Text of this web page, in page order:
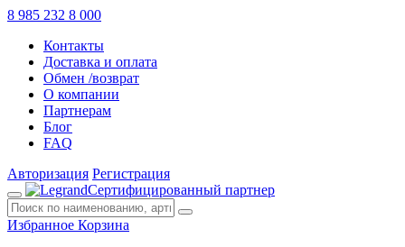
8 985 232 8 000
Контакты
Доставка и оплата
Обмен /возврат
О компании
Партнерам
Блог
FAQ
Авторизация Регистрация
Сертифицированный партнер
Избранное Корзина